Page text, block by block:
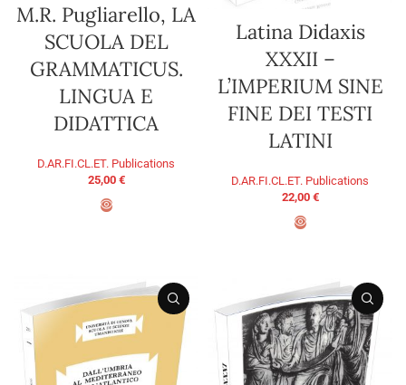
M.R. Pugliarello, LA
SCUOLA DEL
GRAMMATICUS.
LINGUA E
DIDATTICA
D.AR.FI.CL.ET. Publications
25,00 €
Latina Didaxis
XXXII –
L’IMPERIUM SINE
FINE DEI TESTI
LATINI
D.AR.FI.CL.ET. Publications
22,00 €